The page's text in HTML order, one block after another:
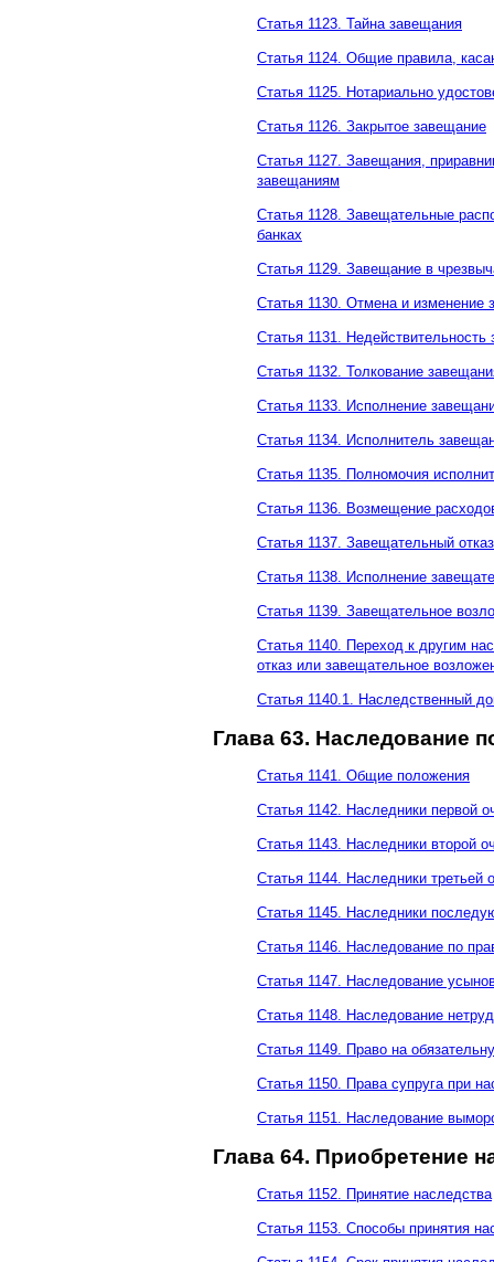
Статья 1123. Тайна завещания
Статья 1124. Общие правила,
Статья 1125. Нотариально
Статья 1126. Закрытое завещание
Статья 1127. Завещания,
завещаниям
Статья 1128. Завещательные
банках
Статья 1129. Завещание в
Статья 1130. Отмена и изменение
Статья 1131. Недействительность
Статья 1132. Толкование
Статья 1133. Исполнение
Статья 1134. Исполнитель
Статья 1135. Полномочия
Статья 1136. Возмещение
Статья 1137. Завещательный отказ
Статья 1138. Исполнение
Статья 1139. Завещательное
Статья 1140. Переход к другим
отказ или завещательное
Статья 1140.1. Наследственный
Глава 63. Наследование
Статья 1141. Общие положения
Статья 1142. Наследники первой
Статья 1143. Наследники второй
Статья 1144. Наследники третьей
Статья 1145. Наследники
Статья 1146. Наследование по
Статья 1147. Наследование
Статья 1148. Наследование
Статья 1149. Право на
Статья 1150. Права супруга при
Статья 1151. Наследование
Глава 64. Приобретение
Статья 1152. Принятие наследства
Статья 1153. Способы принятия